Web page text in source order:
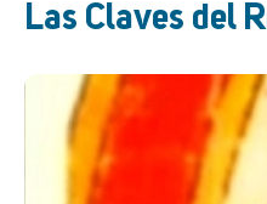
Las Claves del